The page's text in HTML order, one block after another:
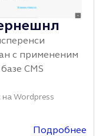
с примененим
CMS
на Wordpress
Подробнее